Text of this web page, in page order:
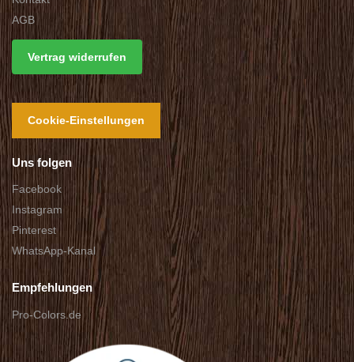
AGB
Vertrag widerrufen
Cookie-Einstellungen
Uns folgen
Facebook
Instagram
Pinterest
WhatsApp-Kanal
Empfehlungen
Pro-Colors.de